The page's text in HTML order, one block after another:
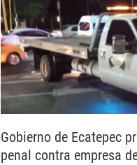
Gobierno de Ecatepec
penal contra empresa